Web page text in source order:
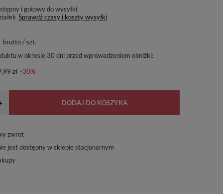
i gotowy do wysyłki
Sprawdź czasy i koszty wysyłki
brutto/szt.
w okresie 30 dni przed wprowadzeniem obniżki:
zł -30%
DODAJ DO KOSZYKA
zwrot
jest dostępny w sklepie stacjonarnym